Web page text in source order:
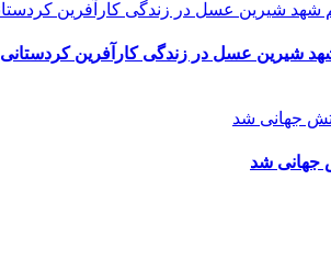
شیرین عسل‌ در زندگی کارآفرین کردستانی
جهانی شد